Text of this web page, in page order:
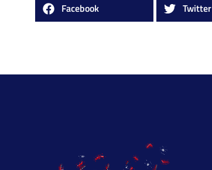
Facebook Twitter